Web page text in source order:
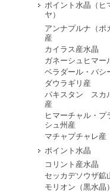
ポイント水晶（ヒ
ヤ）
アンナプルナ（ポ
産
カイラス産水晶
ガネーシュヒマー
ベラダール・バシ
ダウラギリ産
パキスタン スカ
産
ヒマーチャル・プ
シュ州産
マチャプチャレ産
ポイント水晶
コリント産水晶
セッカデソウザ鉱
モリオン（黒水晶）